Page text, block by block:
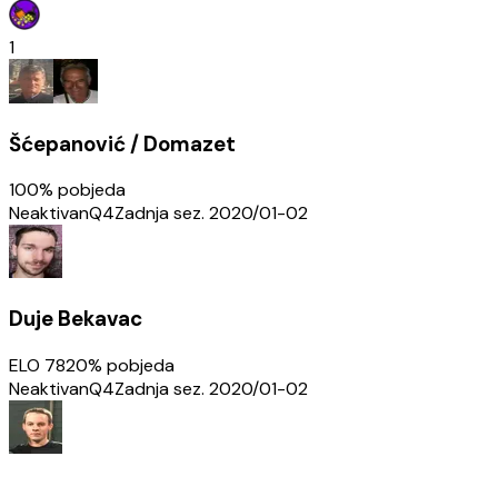
1
Šćepanović / Domazet
100% pobjeda
NeaktivanQ4Zadnja sez. 2020/01-02
Duje Bekavac
ELO 7820% pobjeda
NeaktivanQ4Zadnja sez. 2020/01-02